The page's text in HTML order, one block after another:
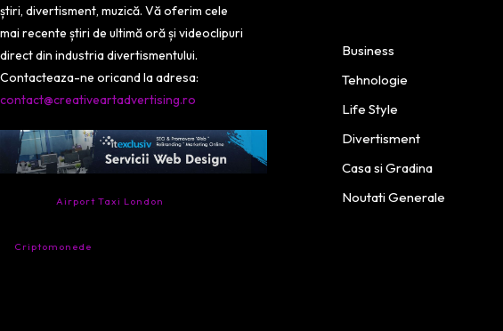
știri, divertisment, muzică. Vă oferim cele
mai recente știri de ultimă oră și videoclipuri
direct din industria divertismentului.
Contacteaza-ne oricand la adresa:
contact@creativeartadvertising.ro
Airport Taxi London
Criptomonede
Business
Tehnologie
Life Style
Divertisment
Casa si Gradina
Noutati Generale